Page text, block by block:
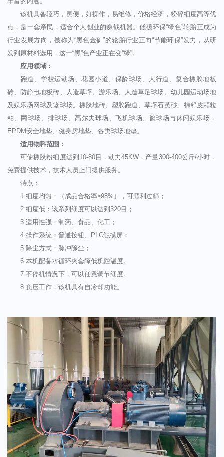
该机具备轻巧，灵便，好操作，易维修，价格经济，粉碎细度高等优
点，是一套亲民，适合个人创业的赚钱机器。低碳环保“绿色”轮胎正成为
行业发展方向，被称为“黑色金矿”的轮胎行业正向“节能环保”发力，从研
发到原材料选用，这一“黑”色产业正在变“绿”。
应用领域：
跑道、学校运动场、花园小道、保龄球场、人行道、复合橡胶地板
砖、防静电地板砖、人造草坪、游乐场、人造草足球场、幼儿园运动场地
及娱乐场网球及篮球场。橡胶地砖、塑胶跑道、草坪石英砂、棉籽皮颗粒
粕、网球场、排球场、高尔夫球场、飞机球场、篮球场与休闲娱乐场，
EPDM安全地垫、健身房地垫、各类球场地垫。
适用物料范围：
可使橡胶粉细度达到10-80目，动力45KW，产量300-400公斤/小时，
免费提供技术，技术人员上门提供服务。
特点：
1.细度均匀：（成品合格率≥98%），可顺利过筛；
2.细度低：该系列细度可以达到320目；
3.适用性强：制药、食品、化工；
4.操作系统：普通按钮、PLC触摸屏；
5.除尘方式：脉冲除尘；
6.本机配备水循环夹套降低机腔温度。
7.不停机情况下，可以任意调节细度。
8.负压工作，该机具有自冷却功能。